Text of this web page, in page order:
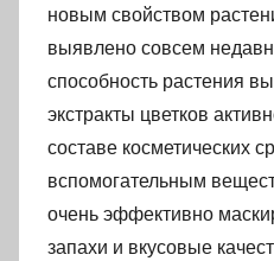
новым свойством
выявлено совсем
способность растения
экстракты цветков
составе косметических
вспомогательным
очень эффективно
запахи и вкусовые